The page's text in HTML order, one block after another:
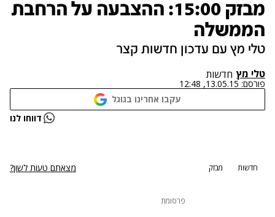
מבזק 15:00: ההצבעה על הרחבת
הממשלה
טלי מץ עם עדכון חדשות קצר
טלי מץ חדשות
פורסם:13.05.15, 12:48
עקבו אחרינו בגוגל
נתקלנו בבעיה דווחו לנו
חדשות מבזק מצאתם טעות לשון?
פרסומת